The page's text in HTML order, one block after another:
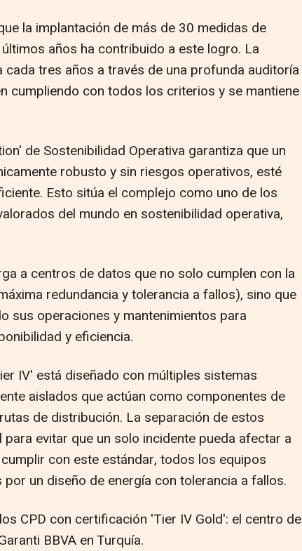
la implantación de más de 30 medidas de
años ha contribuido a este logro. La
tres años a través de una profunda auditoría
cumpliendo con todos los criterios y se mantiene
de Sostenibilidad Operativa garantiza que un
robusto y sin riesgos operativos, esté
Esto sitúa el complejo como uno de los
del mundo en sostenibilidad operativa,
a centros de datos que no solo cumplen con la
redundancia y tolerancia a fallos), sino que
sus operaciones y mantenimientos para
y eficiencia.
IV' está diseñado con múltiples sistemas
aislados que actúan como componentes de
de distribución. La separación de estos
evitar que un solo incidente pueda afectar a
con este estándar, todos los equipos
un diseño de energía con tolerancia a fallos.
CPD con certificación 'Tier IV Gold': el centro de
BBVA en Turquía.